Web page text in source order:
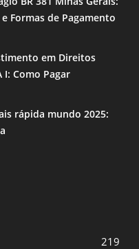
Formas de Pagamento
em Direitos
I: Como Pagar
rápida mundo 2025:
219